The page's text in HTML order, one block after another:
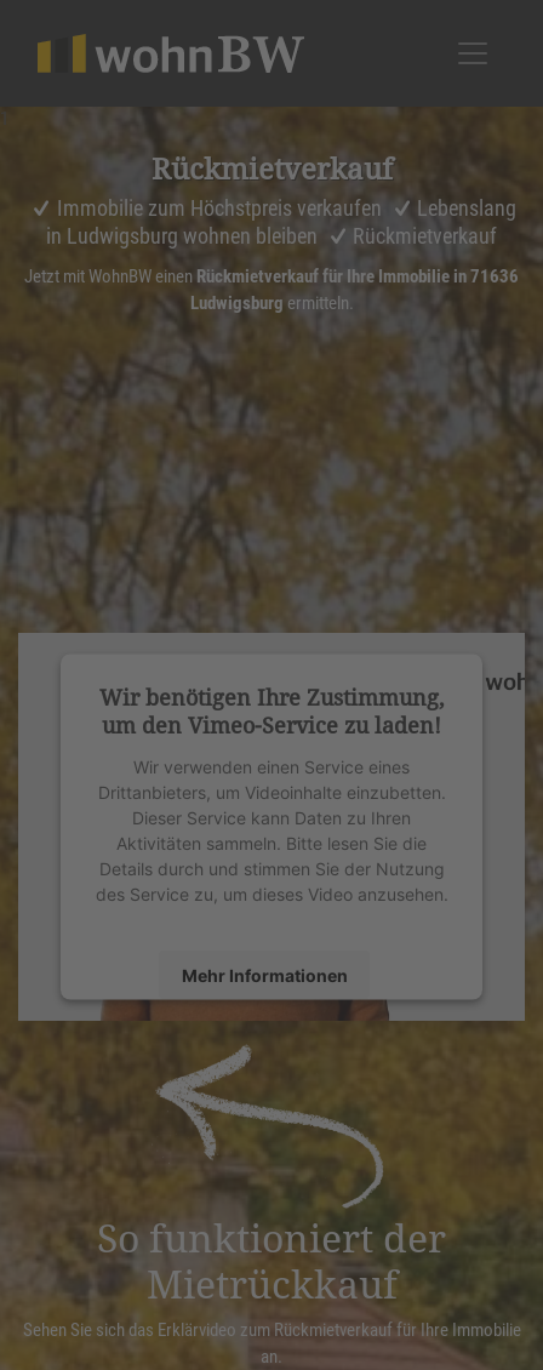
Rückmiet­ver­kauf
Immobilie zum Höchstpreis verkaufen
Lebenslang
in Ludwigsburg wohnen bleiben
Rückmietverkauf
Jetzt mit WohnBW einen Rückmietverkauf für Ihre Immobilie in 71636
Ludwigsburg ermitteln.
Wir benötigen Ihre Zustimmung,
um den Vimeo-Service zu laden!
Wir verwenden einen Service eines
Drittanbieters, um Videoinhalte einzubetten.
Dieser Service kann Daten zu Ihren
Aktivitäten sammeln. Bitte lesen Sie die
Details durch und stimmen Sie der Nutzung
des Service zu, um dieses Video anzusehen.
Mehr Informationen
powered by
Management Platform
So funktioniert der
Mietrückkauf
Sehen Sie sich das Erklärvideo zum Rückmietverkauf für Ihre Immobilie
an.